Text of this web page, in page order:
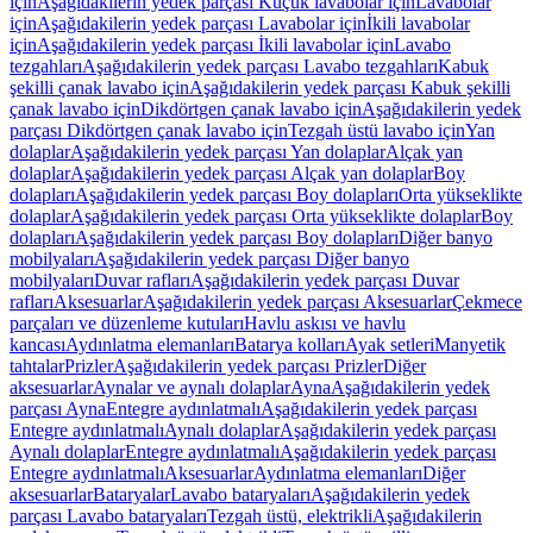
içinAşağıdakilerin yedek parçası Lavabolar içinİkili lavabolar
içinAşağıdakilerin yedek parçası İkili lavabolar içinLavabo
tezgahlarıAşağıdakilerin yedek parçası Lavabo tezgahlarıKabuk
şekilli çanak lavabo içinAşağıdakilerin yedek parçası Kabuk şekilli
çanak lavabo içinDikdörtgen çanak lavabo içinAşağıdakilerin yedek
parçası Dikdörtgen çanak lavabo içinTezgah üstü lavabo içinYan
dolaplarAşağıdakilerin yedek parçası Yan dolaplarAlçak yan
dolaplarAşağıdakilerin yedek parçası Alçak yan dolaplarBoy
dolaplarıAşağıdakilerin yedek parçası Boy dolaplarıOrta yükseklikte
dolaplarAşağıdakilerin yedek parçası Orta yükseklikte dolaplarBoy
dolaplarıAşağıdakilerin yedek parçası Boy dolaplarıDiğer banyo
mobilyalarıAşağıdakilerin yedek parçası Diğer banyo
mobilyalarıDuvar raflarıAşağıdakilerin yedek parçası Duvar
raflarıAksesuarlarAşağıdakilerin yedek parçası AksesuarlarÇekmece
parçaları ve düzenleme kutularıHavlu askısı ve havlu
kancasıAydınlatma elemanlarıBatarya kollarıAyak setleriManyetik
tahtalarPrizlerAşağıdakilerin yedek parçası PrizlerDiğer
aksesuarlarAynalar ve aynalı dolaplarAynaAşağıdakilerin yedek
parçası AynaEntegre aydınlatmalıAşağıdakilerin yedek parçası
Entegre aydınlatmalıAynalı dolaplarAşağıdakilerin yedek parçası
Aynalı dolaplarEntegre aydınlatmalıAşağıdakilerin yedek parçası
Entegre aydınlatmalıAksesuarlarAydınlatma elemanlarıDiğer
aksesuarlarBataryalarLavabo bataryalarıAşağıdakilerin yedek
parçası Lavabo bataryalarıTezgah üstü, elektrikliAşağıdakilerin